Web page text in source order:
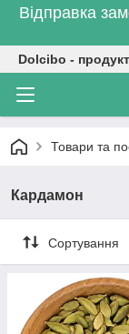
Відправка
Dolcibo -
Товари та
Кардамон
Сортування